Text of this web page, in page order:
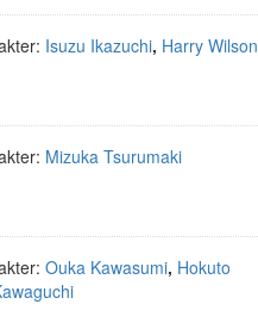
Isuzu Ikazuchi, Harry Wilson
Mizuka Tsurumaki
Ouka Kawasumi, Hokuto